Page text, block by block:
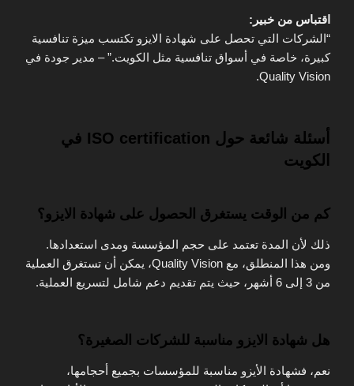
اقتباس من خبير:
“الشركات التي تحصل على شهادة الايزو تكتسب ميزة تنافسية
كبيرة، خاصة في أسواق تنافسية مثل الكويت.” – مدير جودة في
Quality Vision.
أسئلة شائعة حول ISO certification في
الكويت
كم من الوقت يستغرق الحصول على شهادة الايزو؟
ذلك لأن المدة تعتمد على حجم المؤسسة ومدى استعدادها.
ومن هذا المنطلق، مع Quality Vision، يمكن أن تستغرق العملية
من 3 إلى 6 أشهر، حيث يتم تقديم دعم شامل لتسريع العملية.
هل شهادة الايزو مناسبة للشركات الصغيرة؟
نعم، فشهادة الأيزو مناسبة للمؤسسات بجميع أحجامها،